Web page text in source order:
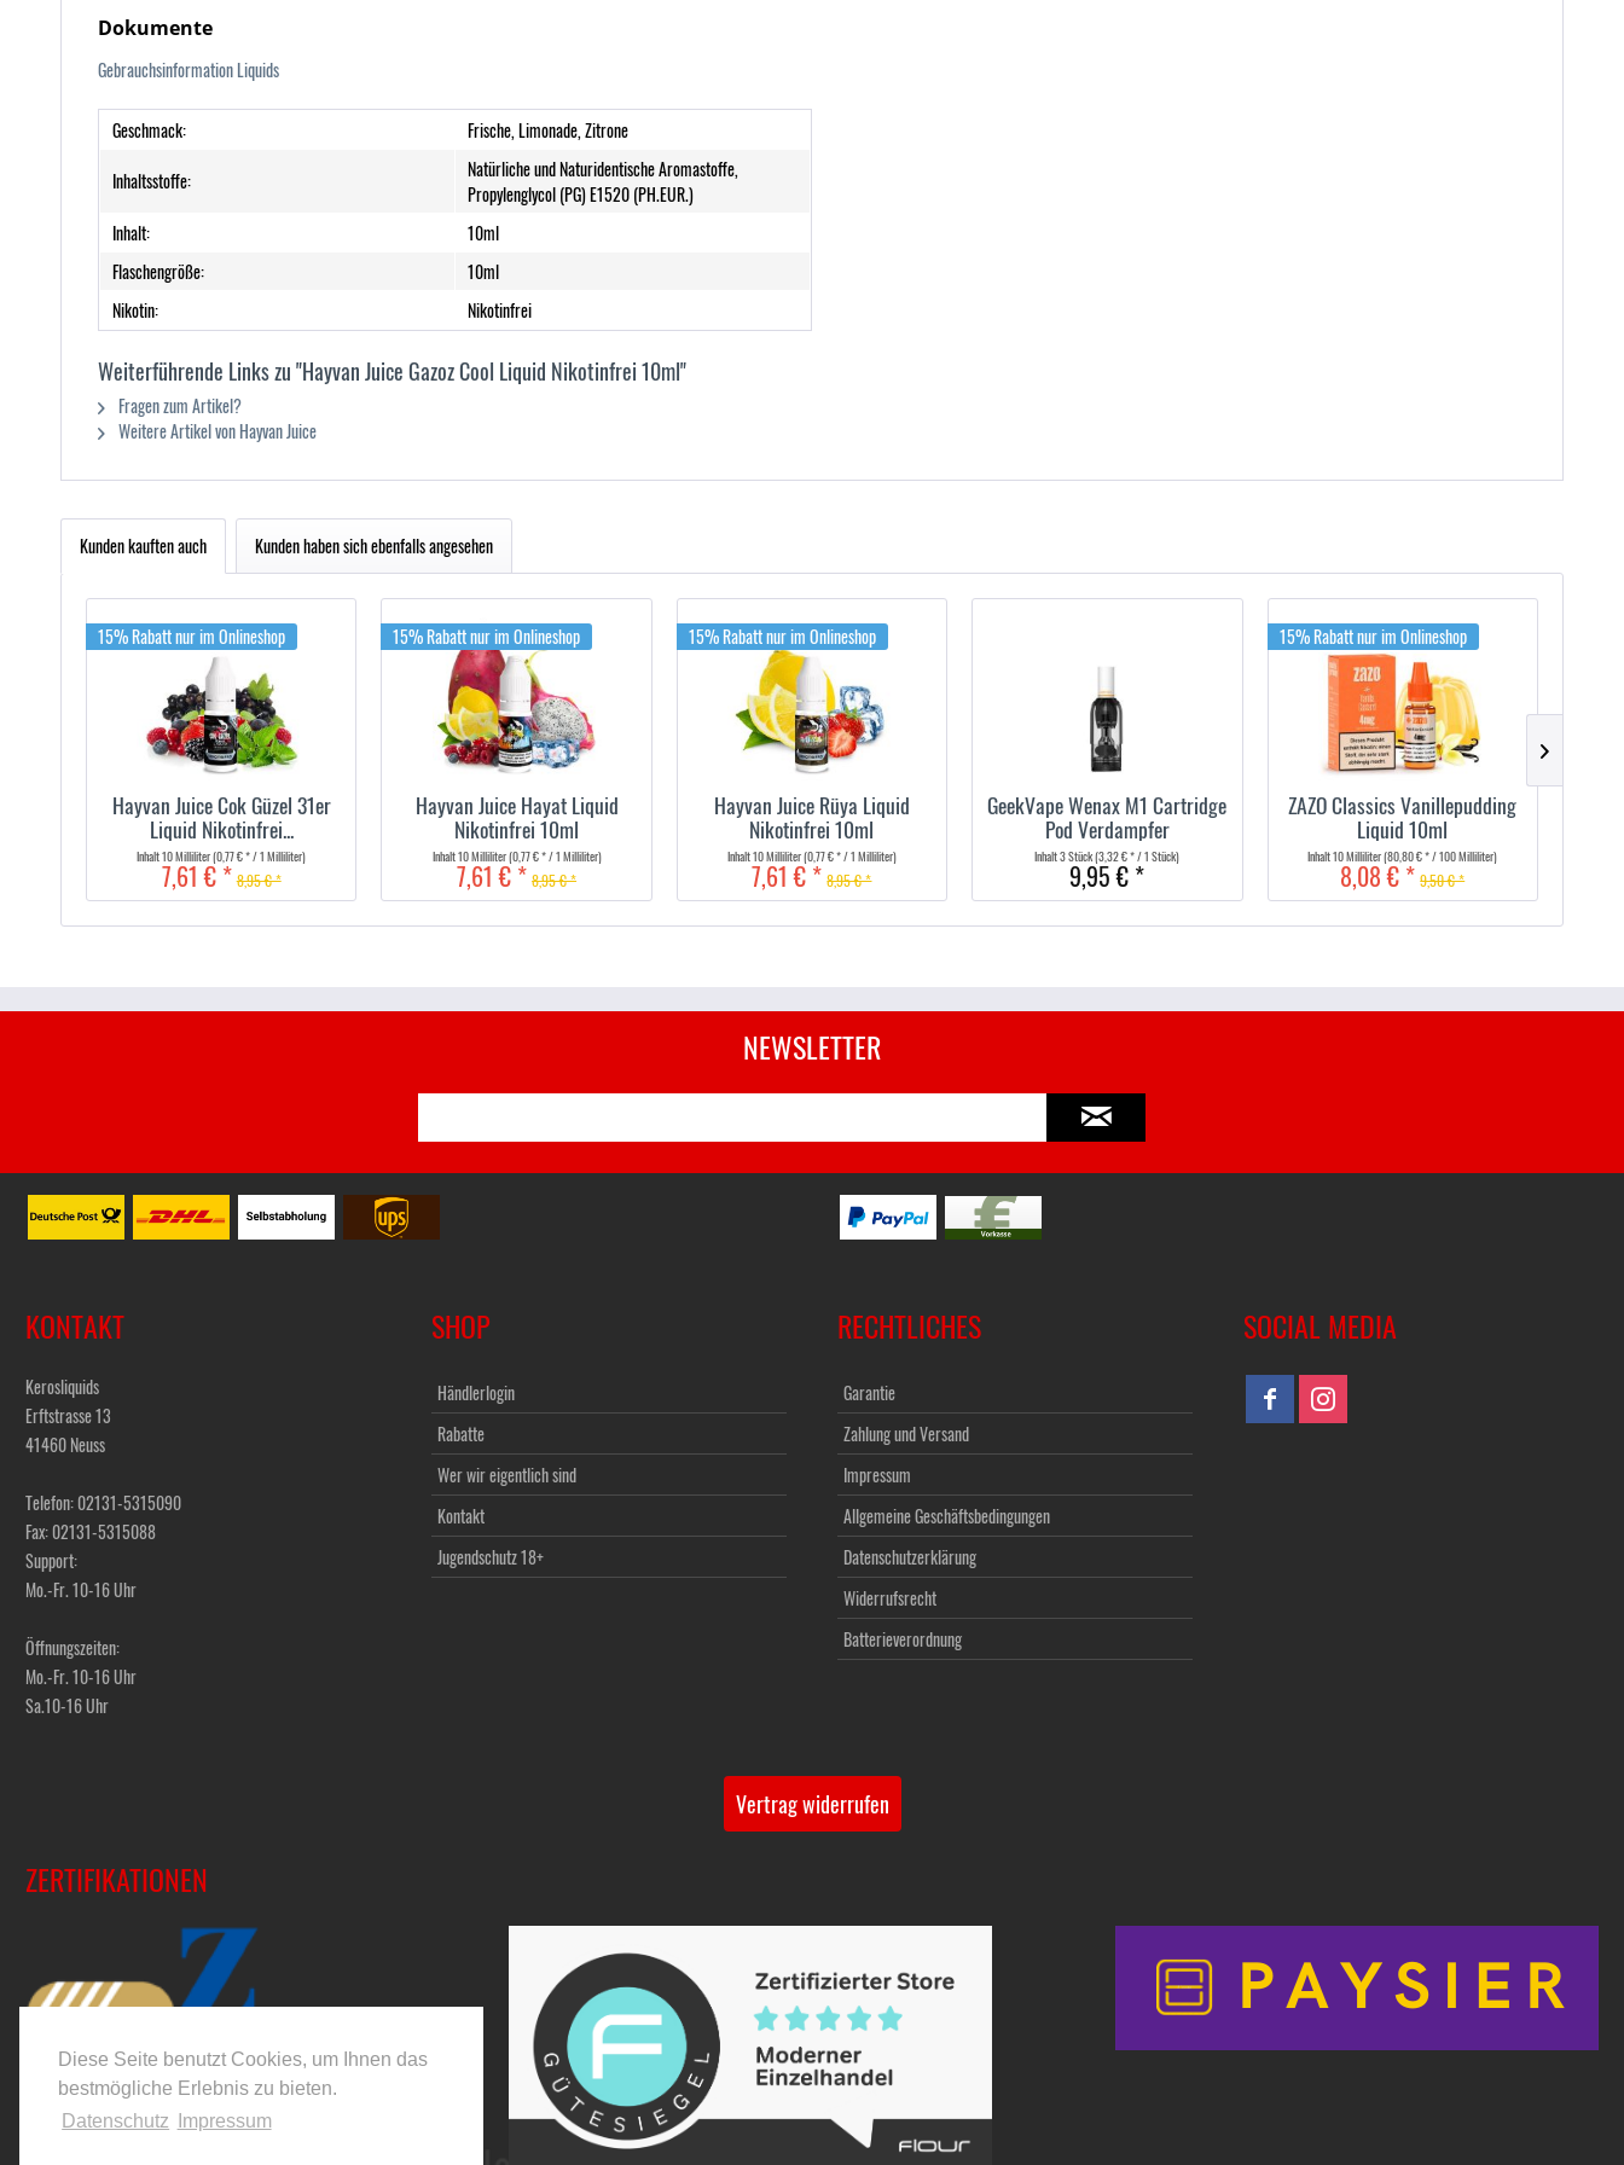
Diese Seite benutzt Cookies, um Ihnen das
bestmögliche Erlebnis zu bieten.
Datenschutz
Impressum
Dokumente
Gebrauchsinformation Liquids
Geschmack:
Frische, Limonade, Zitrone
Inhaltsstoffe:
Natürliche und Naturidentische Aromastoffe,
Propylenglycol (PG) E1520 (PH.EUR.)
Inhalt:
10ml
Flaschengröße:
10ml
Nikotin:
Nikotinfrei
Weiterführende Links zu "Hayvan Juice Gazoz Cool Liquid Nikotinfrei 10ml"
Fragen zum Artikel?
Weitere Artikel von Hayvan Juice
Kunden kauften auch Kunden haben sich ebenfalls angesehen
15% Rabatt nur im Onlineshop
Hayvan Juice Cok Güzel 31er
Liquid Nikotinfrei...
Inhalt10 Milliliter(0,77 € * / 1 Milliliter)
7,61 € * 8,95 € *
15% Rabatt nur im Onlineshop
Hayvan Juice Hayat Liquid
Nikotinfrei 10ml
Inhalt10 Milliliter(0,77 € * / 1 Milliliter)
7,61 € * 8,95 € *
15% Rabatt nur im Onlineshop
Hayvan Juice Rüya Liquid
Nikotinfrei 10ml
Inhalt10 Milliliter(0,77 € * / 1 Milliliter)
7,61 € * 8,95 € *
GeekVape Wenax M1 Cartridge
Pod Verdampfer
Inhalt3 Stück(3,32 € * / 1 Stück)
9,95 € *
15% Rabatt nur im Onlineshop
ZAZO Classics Vanillepudding
Liquid 10ml
Inhalt10 Milliliter(80,80 € * / 100 Milliliter)
8,08 € * 9,50 € *
NEWSLETTER
KONTAKT
Kerosliquids
Erftstrasse 13
41460 Neuss
Telefon: 02131-5315090
Fax: 02131-5315088
Support:
Mo.-Fr. 10-16 Uhr
Öffnungszeiten:
Mo.-Fr. 10-16 Uhr
Sa.10-16 Uhr
SHOP
Händlerlogin
Rabatte
Wer wir eigentlich sind
Kontakt
Jugendschutz 18+
RECHTLICHES
Garantie
Zahlung und Versand
Impressum
Allgemeine Geschäftsbedingungen
Datenschutzerklärung
Widerrufsrecht
Batterieverordnung
SOCIAL MEDIA
Vertrag widerrufen
ZERTIFIKATIONEN